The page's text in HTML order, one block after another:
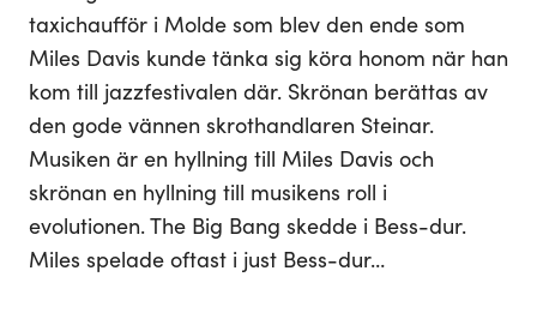
taxichaufför i Molde som blev den ende som
Miles Davis kunde tänka sig köra honom när han
kom till jazzfestivalen där. Skrönan berättas av
den gode vännen skrothandlaren Steinar.
Musiken är en hyllning till Miles Davis och
skrönan en hyllning till musikens roll i
evolutionen. The Big Bang skedde i Bess-dur.
Miles spelade oftast i just Bess-dur…